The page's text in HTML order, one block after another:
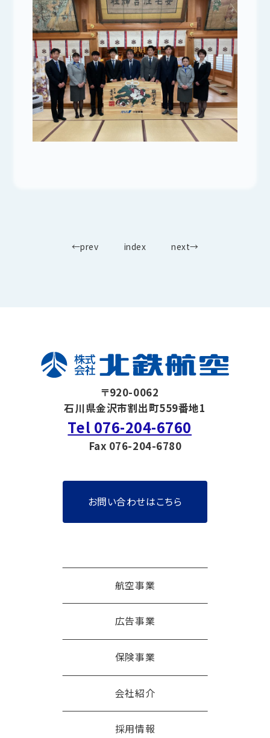
←prev index next→
〒920-0062
石川県金沢市割出町559番地1
Tel 076-204-6760
Fax 076-204-6780
お問い合わせはこちら
航空事業
広告事業
保険事業
会社紹介
採用情報